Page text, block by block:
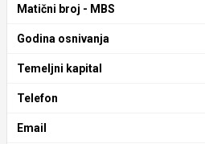
Matični broj - MBS
Godina osnivanja
Temeljni kapital
Telefon
Email